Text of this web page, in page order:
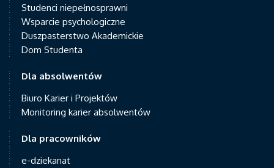
Studenci niepełnosprawni
Wsparcie psychologiczne
Duszpasterstwo Akademickie
Dom Studenta
Dla absolwentów
Biuro Karier i Projektów
Monitoring karier absolwentów
Dla pracowników
e-dziekanat